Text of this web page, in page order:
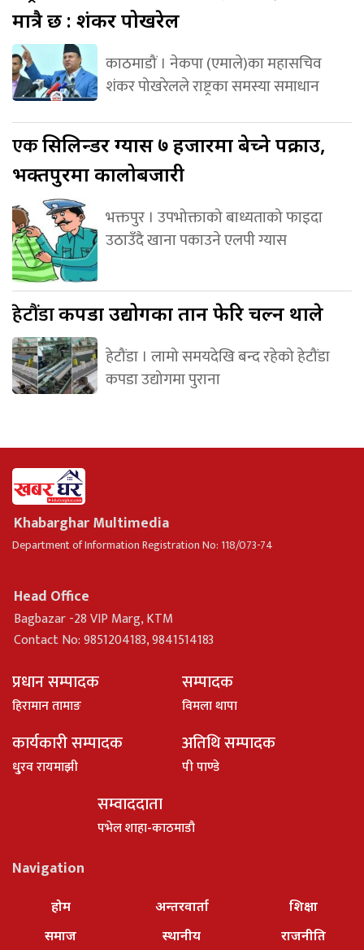
मात्रै छ : शंकर पोखरेल
काठमाडौं । नेकपा (एमाले)का महासचिव
शंकर पोखरेलले राष्ट्रका समस्या समाधान
एकसिलिन्डर ग्यास ७ हजारमा बेच्ने पक्राउ,
भक्तपुरमा कालोबजारी
भक्तपुर । उपभोक्ताको बाध्यताको फाइदा
उठाउँदै खाना पकाउने एलपी ग्यास
हेटौंडाकपडा उद्योगका तान फेरि चल्न थाले
हेटौंडा । लामो समयदेखि बन्द रहेको हेटौंडा
कपडा उद्योगमा पुराना
Khabarghar Multimedia
Department of Information Registration No: 118/073-74
Head Office
Bagbazar -28 VIP Marg, KTM
Contact No: 9851204183, 9841514183
प्रधान सम्पादक
हिरामान तामाङ
सम्पादक
विमला थापा
कार्यकारी सम्पादक
धु्रव रायमाझी
अतिथि सम्पादक
पी पाण्डे
सम्वाददाता
पभेल शाहा-काठमाडौ
Navigation
होम
समाज
अन्तरवार्ता
स्थानीय
शिक्षा
राजनीति